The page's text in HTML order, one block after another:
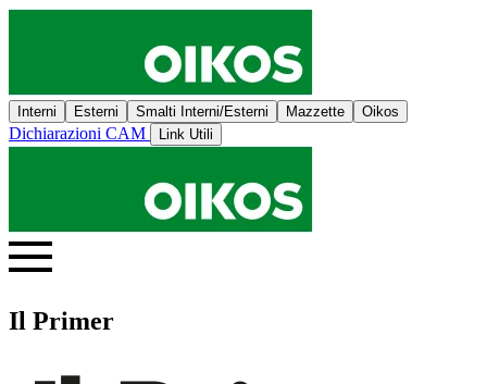
Interni Esterni Smalti Interni/Esterni Mazzette Oikos
Dichiarazioni CAM Link Utili
Il Primer